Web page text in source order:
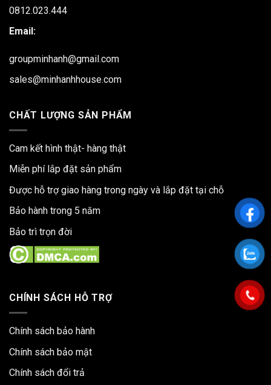
0812.023.444
Email:
groupminhanh@gmail.com
sales@minhanhhouse.com
CHẤT LƯỢNG SẢN PHẨM
Cam kết hình thật- hàng thật
Miễn phí lắp đặt sản phẩm
Được hỗ trợ giao hàng trong ngày và lắp đặt tại chỗ
Bảo hành trong 5 năm
Bảo trì trọn đời
CHÍNH SÁCH HỖ TRỢ
Chính sách bảo hành
Chính sách bảo mật
Chính sách đổi trả